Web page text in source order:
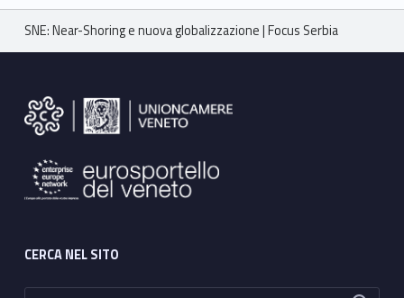
Breadcrumbs navigation
SNE: Near-Shoring e nuova globalizzazione | Focus Serbia
CERCA NEL SITO
Ricerca per: